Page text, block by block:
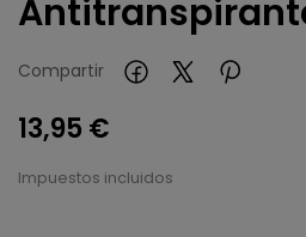
Compartir
13,95 €
Impuestos incluidos